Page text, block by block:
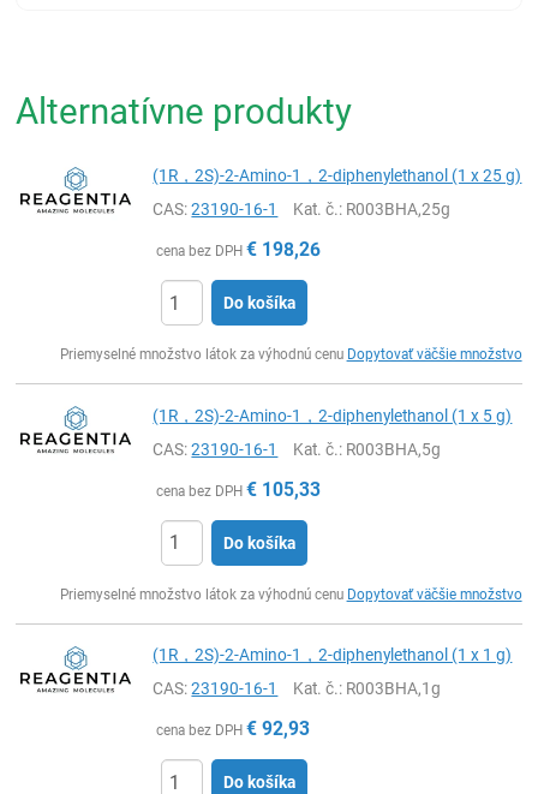
Alternatívne produkty
(1R，2S)-2-Amino-1，2-diphenylethanol (1 x 25 g)
CAS:23190-16-1 Kat. č.: R003BHA,25g
cena bez DPH € 198,26
Do košíka
Priemyselné množstvo látok za výhodnú cenu Dopytovať väčšie množstvo
(1R，2S)-2-Amino-1，2-diphenylethanol (1 x 5 g)
CAS:23190-16-1 Kat. č.: R003BHA,5g
cena bez DPH € 105,33
Do košíka
Priemyselné množstvo látok za výhodnú cenu Dopytovať väčšie množstvo
(1R，2S)-2-Amino-1，2-diphenylethanol (1 x 1 g)
CAS:23190-16-1 Kat. č.: R003BHA,1g
cena bez DPH € 92,93
Do košíka